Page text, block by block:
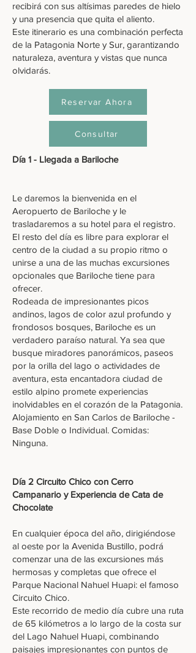
recibirá con sus altísimas paredes de hielo
y una presencia que quita el aliento.
Este itinerario es una combinación perfecta
de la Patagonia Norte y Sur, garantizando
naturaleza, aventura y vistas que nunca
olvidarás.
Reservar Ahora
Consultar
Día 1 - Llegada a Bariloche
Le daremos la bienvenida en el
Aeropuerto de Bariloche y le
trasladaremos a su hotel para el registro.
El resto del día es libre para explorar el
centro de la ciudad a su propio ritmo o
unirse a una de las muchas excursiones
opcionales que Bariloche tiene para
ofrecer.
Rodeada de impresionantes picos
andinos, lagos de color azul profundo y
frondosos bosques, Bariloche es un
verdadero paraíso natural. Ya sea que
busque miradores panorámicos, paseos
por la orilla del lago o actividades de
aventura, esta encantadora ciudad de
estilo alpino promete experiencias
inolvidables en el corazón de la Patagonia.
Alojamiento en San Carlos de Bariloche -
Base Doble o Individual. Comidas:
Ninguna.
Día 2 Circuito Chico con Cerro
Campanario y Experiencia de Cata de
Chocolate
En cualquier época del año, dirigiéndose
al oeste por la Avenida Bustillo, podrá
comenzar una de las excursiones más
hermosas y completas que ofrece el
Parque Nacional Nahuel Huapi: el famoso
Circuito Chico.
Este recorrido de medio día cubre una ruta
de 65 kilómetros a lo largo de la costa sur
del Lago Nahuel Huapi, combinando
paisajes impresionantes con puntos de